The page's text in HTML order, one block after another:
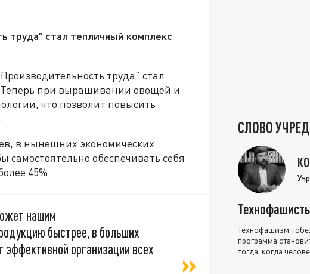
труда” стал тепличный комплекс
труда” стал
Теперь при выращивании овощей и
что позволит повысить
в нынешних экономических
самостоятельно обеспечивать себя
45%.
нашим
быстрее, в больших
организации всех
СЛОВО
Технофашизм
программа
тогда, когда